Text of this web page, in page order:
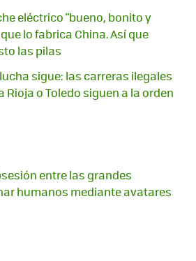
eléctrico "bueno, bonito y
lo fabrica China. Así que
las pilas
sigue: las carreras ilegales
Rioja o Toledo siguen a la orden
entre las grandes
humanos mediante avatares